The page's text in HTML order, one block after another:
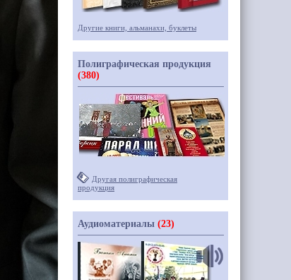
Другие книги, альманахи, буклеты
Полиграфическая продукция
(380)
Другая полиграфическая
продукция
Аудиоматериалы (23)